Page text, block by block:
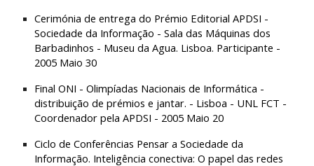
Cerimónia de entrega do Prémio Editorial APDSI -
Sociedade da Informação - Sala das Máquinas dos
Barbadinhos - Museu da Agua. Lisboa. Participante -
2005 Maio 30
Final ONI - Olimpíadas Nacionais de Informática -
distribuição de prémios e jantar. - Lisboa - UNL FCT -
Coordenador pela APDSI - 2005 Maio 20
Ciclo de Conferências Pensar a Sociedade da
Informação. Inteligência conectiva: O papel das redes